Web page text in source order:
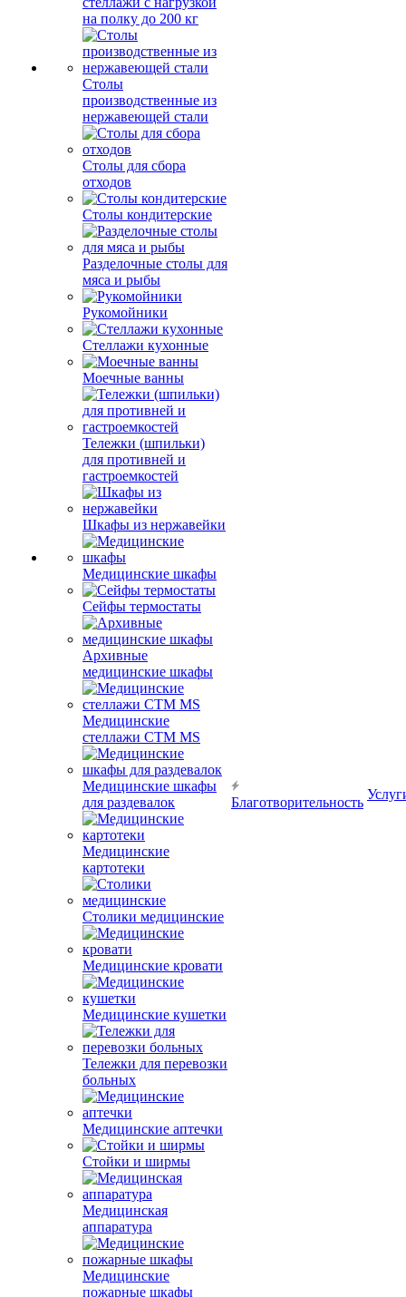
на полку до 200 кг
Столы
производственные из
нержавеющей стали
Столы для сбора
отходов
Столы кондитерские
Разделочные столы для
мяса и рыбы
Рукомойники
Стеллажи кухонные
Моечные ванны
Тележки (шпильки)
для противней и
гастроемкостей
Шкафы из нержавейки
Медицинские шкафы
Сейфы термостаты
Архивные
медицинские шкафы
Медицинские
стеллажи CTM MS
Медицинские шкафы
для раздевалок
Медицинские
картотеки
Столики медицинские
Медицинские кровати
Медицинские кушетки
Тележки для перевозки
больных
Медицинские аптечки
Стойки и ширмы
Медицинская
аппаратура
Медицинские
пожарные шкафы
Благотворительность